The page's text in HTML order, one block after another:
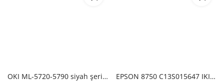
OKI ML-5720-5790 siyah şerit (44173405)
EPSON 8750 C13S015647 IKILI SERIT (LX-300/LX-350)